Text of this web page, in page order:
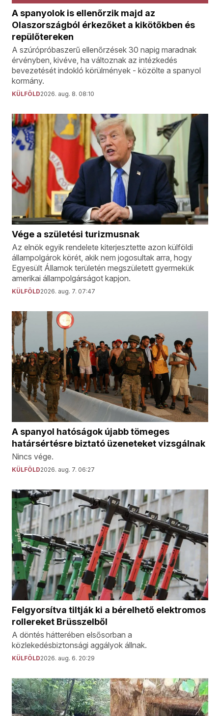
A spanyolok is ellenőrzik majd az
Olaszországból érkezőket a kikötőkben és
repülőtereken
A szúrópróbaszerű ellenőrzések 30 napig maradnak
érvényben, kivéve, ha változnak az intézkedés
bevezetését indokló körülmények - közölte a spanyol
kormány.
KÜLFÖLD2026. aug. 8. 08:10
Vége a születési turizmusnak
Az elnök egyik rendelete kiterjesztette azon külföldi
állampolgárok körét, akik nem jogosultak arra, hogy
Egyesült Államok területén megszületett gyermekük
amerikai állampolgárságot kapjon.
KÜLFÖLD2026. aug. 7. 07:47
A spanyol hatóságok újabb tömeges
határsértésre biztató üzeneteket vizsgálnak
Nincs vége.
KÜLFÖLD2026. aug. 7. 06:27
Felgyorsítva tiltják ki a bérelhető elektromos
rollereket Brüsszelből
A döntés hátterében elsősorban a
közlekedésbiztonsági aggályok állnak.
KÜLFÖLD2026. aug. 6. 20:29